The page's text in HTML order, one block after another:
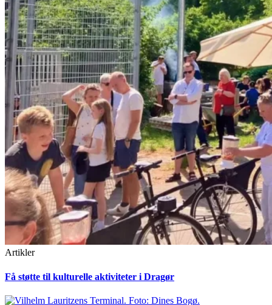
Artikler
Få støtte til kulturelle aktiviteter i Dragør